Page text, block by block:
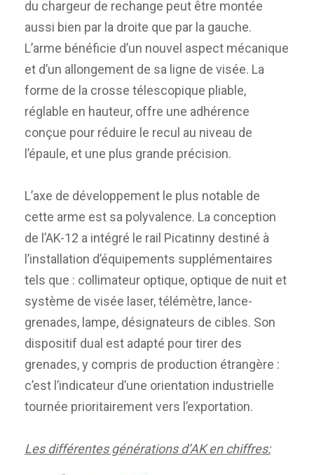
du chargeur de rechange peut être montée
aussi bien par la droite que par la gauche.
L’arme bénéficie d’un nouvel aspect mécanique
et d’un allongement de sa ligne de visée. La
forme de la crosse télescopique pliable,
réglable en hauteur, offre une adhérence
conçue pour réduire le recul au niveau de
l’épaule, et une plus grande précision.
L’axe de développement le plus notable de
cette arme est sa polyvalence. La conception
de l’AK-12 a intégré le rail Picatinny destiné à
l’installation d’équipements supplémentaires
tels que : collimateur optique, optique de nuit et
système de visée laser, télémètre, lance-
grenades, lampe, désignateurs de cibles. Son
dispositif dual est adapté pour tirer des
grenades, y compris de production étrangère :
c’est l’indicateur d’une orientation industrielle
tournée prioritairement vers l’exportation.
Les différentes générations d’AK en chiffres: